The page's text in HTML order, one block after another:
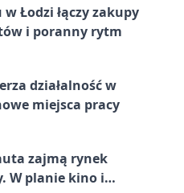
Łodzi łączy zakupy
i poranny rytm
działalność w
miejsca pracy
zajmą rynek
W planie kino i